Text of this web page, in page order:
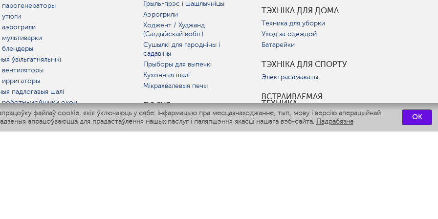
файлаў cookie, якія ўключаюць у сябе: інфармацыю пра месцазнаходжанне; тып, мову і версію аперацыйнай
апрацоўваюцца для прадастаўлення нашых паслуг і паляпшэння якасці нашага вэб-сайта. Падрабязна
OK
ўвільгатняльнікі
падлогавыя шалі
роботы-мойщики окон
мультиварки
IQ Home
Грыль-прэс і шашлычніцы
Аэрогрили
Ходжент / Худжанд
(Сагдыйскай вобл.)
Сушылкі для гародніны і
садавіны
Прыборы для выпечкі
Кухонныя шалі
Мікрахвалевыя печы
ПОСУД
ТЭХНІКА ДЛЯ ДОМА
Техника для уборки
Уход за одеждой
Батарейки
ТЭХНІКА ДЛЯ СПОРТУ
Электрасамакаты
ВСТРАИВАЕМАЯ
ТЕХНИКА
Вытяжки
Варочные панели